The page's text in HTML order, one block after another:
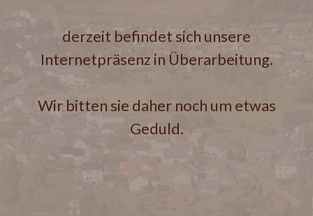
derzeit befindet sich unsere
Internetpräsenz in Überarbeitung.
Wir bitten sie daher noch um etwas
Geduld.